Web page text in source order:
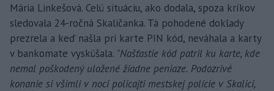
Mária Linkešová. Celú situáciu, ako dodala, spoza kríkov
sledovala 24-ročná Skaličanka. Tá pohodené doklady
prezrela a keď našla pri karte PIN kód, neváhala a karty
v bankomate vyskúšala. "Našťastie kód patril ku karte, kde
nemal poškodený uložené žiadne peniaze. Podozrivé
konanie si všimli v noci policajti mestskej polície v Skalici,